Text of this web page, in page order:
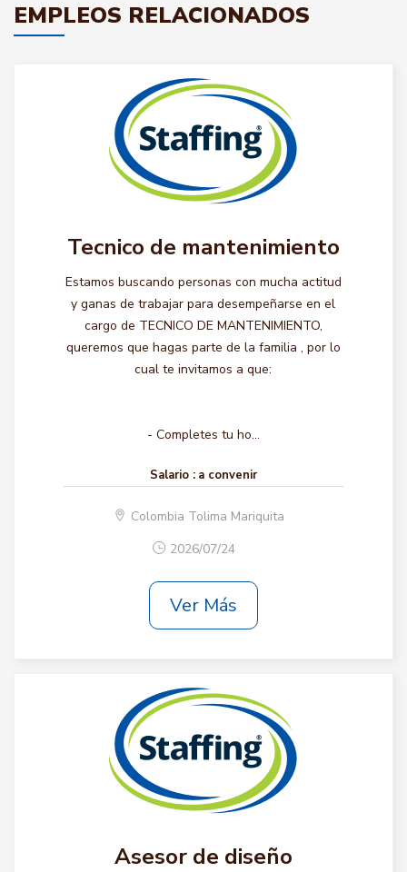
EMPLEOS RELACIONADOS
Tecnico de mantenimiento
Estamos buscando personas con mucha actitud
y ganas de trabajar para desempeñarse en el
cargo de TECNICO DE MANTENIMIENTO,
queremos que hagas parte de la familia , por lo
cual te invitamos a que:
- Completes tu ho...
Salario : a convenir
Colombia Tolima Mariquita
2026/07/24
Ver Más
Asesor de diseño